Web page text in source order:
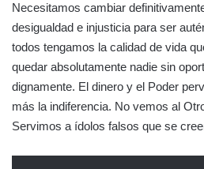
Necesitamos cambiar
desigualdad e injusticia para ser
todos tengamos la calidad de vida
quedar absolutamente nadie sin
dignamente. El dinero y el Poder
más la indiferencia. No vemos al
Servimos a ídolos falsos que se